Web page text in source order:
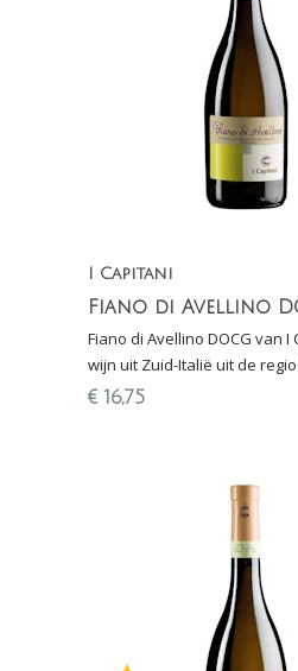
I Capitani
Fiano di Avellino
Fiano di Avellino DOCG van
wijn uit Zuid-Italië uit de
tot de beste wijnen uit
€ 16,75